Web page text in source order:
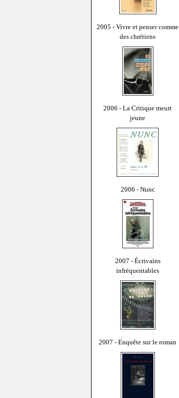
2005 - Vivre et penser comme
des chrétiens
2006 - La Critique meurt
jeune
2006 - Nunc
2007 - Écrivains
infréquentables
2007 - Enquête sur le roman